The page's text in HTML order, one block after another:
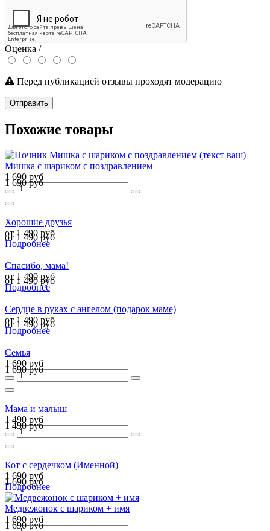
Оценка /
Перед публикацией отзывы проходят модерацию
Отправить
Похожие товары
Мишка с шариком с поздравлением
1 690 руб
1 690 руб
Хорошие друзья
от 1 490 руб
от 1 490 руб
Подробнее
Спасибо, мама!
от 1 490 руб
от 1 490 руб
Подробнее
Сердце в руках с ангелом (подарок маме)
от 1 490 руб
от 1 490 руб
Подробнее
Семья
1 690 руб
1 690 руб
Мама и малыш
1 490 руб
1 490 руб
Кот с сердечком (Именной)
1 690 руб
1 690 руб
Подробнее
Медвежонок с шариком + имя
1 690 руб
1 690 руб